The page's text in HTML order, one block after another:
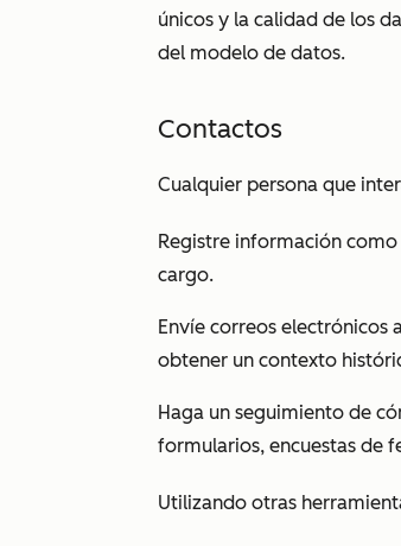
únicos y la calidad de los
del modelo de datos.
Contactos
Cualquier persona que
Registre información
cargo.
Envíe correos electrónicos
obtener un contexto
Haga un seguimiento de
formularios, encuestas de
Utilizando otras